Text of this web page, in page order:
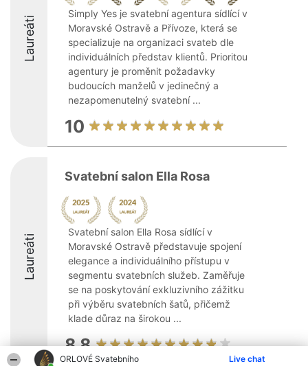
ORLOVÉ Svatebního Live chat
Laureáti
Simply Yes je svatební agentura sídlící v
Moravské Ostravě a Přívoze, která se
specializuje na organizaci svateb dle
individuálních představ klientů. Prioritou
agentury je proměnit požadavky
budoucích manželů v jedinečný a
nezapomenutelný svatební ...
10
Laureáti
Svatební salon Ella Rosa
Svatební salon Ella Rosa sídlící v
Moravské Ostravě představuje spojení
elegance a individuálního přístupu v
segmentu svatebních služeb. Zaměřuje
se na poskytování exkluzivního zážitku
při výběru svatebních šatů, přičemž
klade důraz na širokou ...
8.8